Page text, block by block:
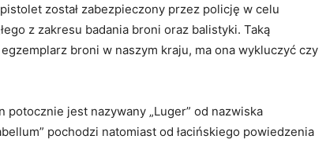
został zabezpieczony przez policję w celu
z zakresu badania broni oraz balistyki. Taką
broni w naszym kraju, ma ona wykluczyć czy
jest nazywany „Luger” od nazwiska
pochodzi natomiast od łacińskiego powiedzenia